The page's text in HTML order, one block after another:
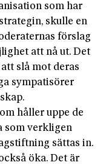
som har
skulle en
förslag
att nå ut. Det
slå mot deras
sympatisörer
håller uppe de
som verkligen
sättas in.
öka. Det är